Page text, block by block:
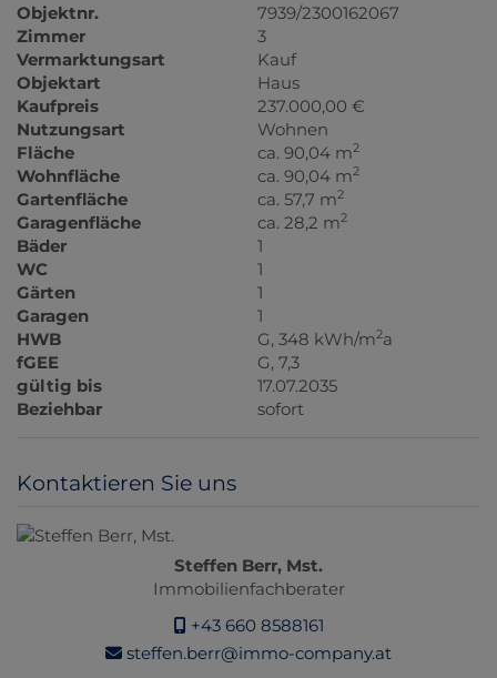
Objektnr.
7939/2300162067
Zimmer
3
Vermarktungsart
Kauf
Objektart
Haus
Kaufpreis
237.000,00 €
Nutzungsart
Wohnen
Fläche
ca. 90,04 m2
Wohnfläche ca. 90,04 m2
Gartenfläche ca. 57,7 m2
Garagenfläche ca. 28,2 m2
Bäder
1
WC
1
Gärten
1
Garagen
1
HWB
G, 348 kWh/m2a
fGEE
G, 7,3
gültig bis
17.07.2035
Beziehbar
sofort
Kontaktieren Sie uns
Steffen Berr, Mst.
Immobilienfachberater
+43 660 8588161
steffen.berr@immo-company.at